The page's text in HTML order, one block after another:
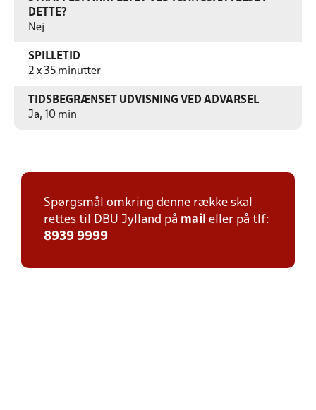
DETTE?
Nej
SPILLETID
2 x 35 minutter
TIDSBEGRÆNSET UDVISNING VED ADVARSEL
Ja, 10 min
Spørgsmål omkring denne række skal
rettes til DBU Jylland på mail eller på tlf:
8939 9999